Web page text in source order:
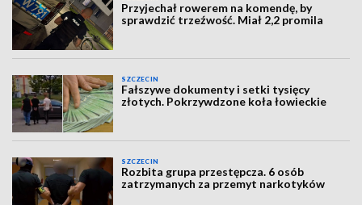
Przyjechał rowerem na komendę, by
sprawdzić trzeźwość. Miał 2,2 promila
SZCZECIN
Fałszywe dokumenty i setki tysięcy
złotych. Pokrzywdzone koła łowieckie
SZCZECIN
Rozbita grupa przestępcza. 6 osób
zatrzymanych za przemyt narkotyków